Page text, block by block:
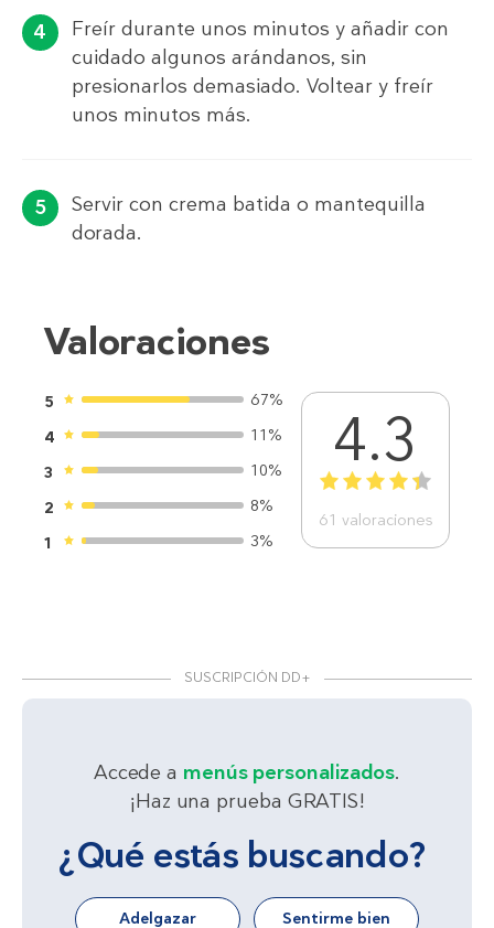
Freír durante unos minutos y añadir con
cuidado algunos arándanos, sin
presionarlos demasiado. Voltear y freír
unos minutos más.
Servir con crema batida o mantequilla
dorada.
Valoraciones
5
67%
4
11%
3
10%
2
8%
1
3%
4.3
1 2 3 4 5
61 valoraciones
SUSCRIPCIÓN DD+
Accede a menús personalizados.
¡Haz una prueba GRATIS!
¿Qué estás buscando?
Adelgazar Sentirme bien